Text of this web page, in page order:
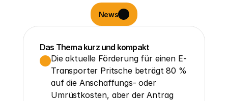
News
Das Thema kurz und kompakt
Die aktuelle Förderung für einen E-
Transporter Pritsche beträgt 80 %
auf die Anschaffungs- oder
Umrüstkosten, aber der Antrag